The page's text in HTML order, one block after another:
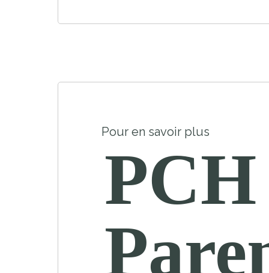
Pour en savoir plus
PCH